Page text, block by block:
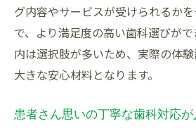
グ内容やサービスが受けられるか
で、より満足度の高い歯科選びが
内は選択肢が多いため、実際の体
大きな安心材料となります。
患者さん思いの丁寧な歯科対応